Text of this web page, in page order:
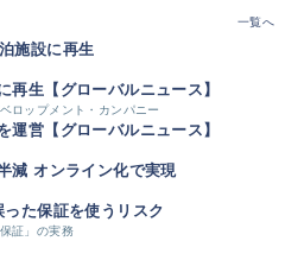
一覧へ
施設に再生
再生【グローバルニュース】
ロップメント・カンパニー
運営【グローバルニュース】
減 オンライン化で実現
った保証を使うリスク
証」の実務